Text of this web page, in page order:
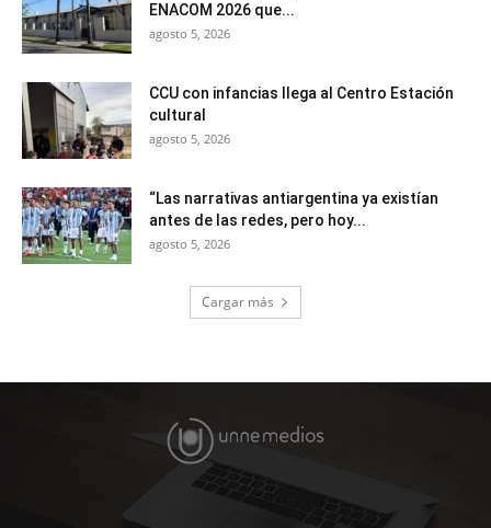
ENACOM 2026 que...
agosto 5, 2026
CCU con infancias llega al Centro Estación
cultural
agosto 5, 2026
“Las narrativas antiargentina ya existían
antes de las redes, pero hoy...
agosto 5, 2026
Cargar más